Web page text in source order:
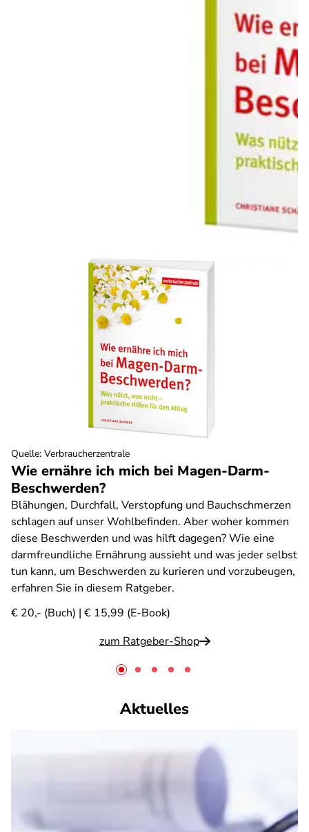
Wie ernähre ich mich bei Magen-Darm-
Beschwerden?
Blähungen, Durchfall, Verstopfung und Bauchschmerzen
schlagen auf unser Wohlbefinden. Aber woher kommen
diese Beschwerden und was hilft dagegen? Wie eine
darmfreundliche Ernährung aussieht und was jeder selbst
tun kann, um Beschwerden zu kurieren und vorzubeugen,
erfahren Sie in diesem Ratgeber.
€ 20,- (Buch) | € 15,99 (E-Book)
zum Ratgeber-Shop
Quelle: Verbraucherzentrale
Aktuelles